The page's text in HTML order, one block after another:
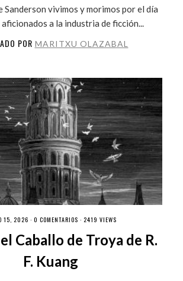
Sanderson vivimos y morimos por el día
a la industria de ficción...
POR MARITXU OLAZABAL
15, 2026 · 0 COMENTARIOS · 2419 VIEWS
Caballo de Troya de R.
F. Kuang